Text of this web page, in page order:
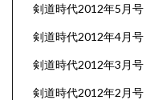
剣道時代2012年5月号
剣道時代2012年4月号
剣道時代2012年3月号
剣道時代2012年2月号